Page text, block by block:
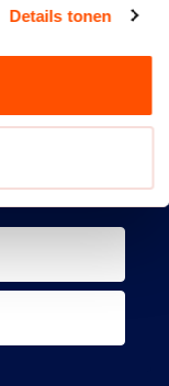
Details tonen
libero,
justo.